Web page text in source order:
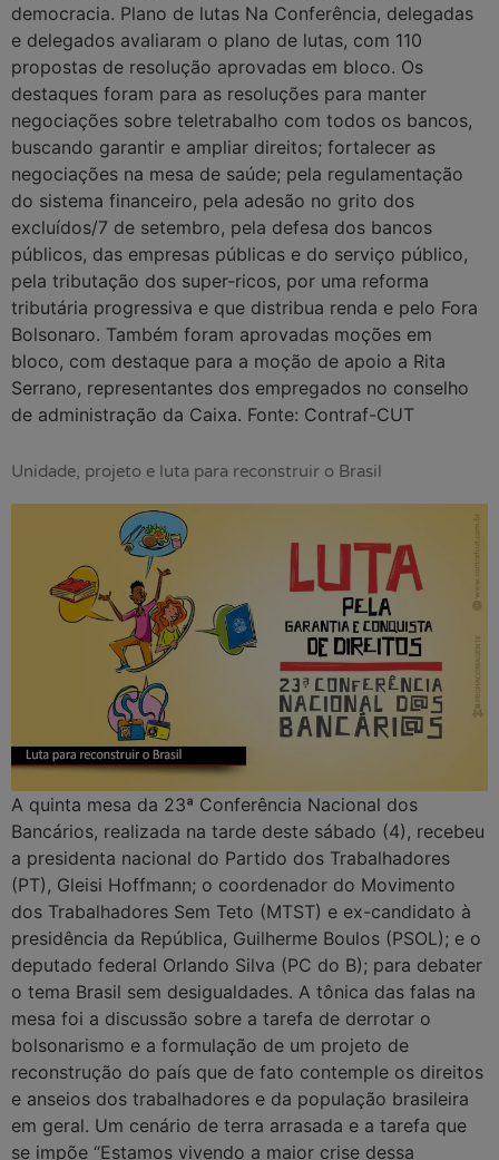
democracia. Plano de lutas Na Conferência, delegadas
e delegados avaliaram o plano de lutas, com 110
propostas de resolução aprovadas em bloco. Os
destaques foram para as resoluções para manter
negociações sobre teletrabalho com todos os bancos,
buscando garantir e ampliar direitos; fortalecer as
negociações na mesa de saúde; pela regulamentação
do sistema financeiro, pela adesão no grito dos
excluídos/7 de setembro, pela defesa dos bancos
públicos, das empresas públicas e do serviço público,
pela tributação dos super-ricos, por uma reforma
tributária progressiva e que distribua renda e pelo Fora
Bolsonaro. Também foram aprovadas moções em
bloco, com destaque para a moção de apoio a Rita
Serrano, representantes dos empregados no conselho
de administração da Caixa. Fonte: Contraf-CUT
Unidade, projeto e luta para reconstruir o Brasil
A quinta mesa da 23ª Conferência Nacional dos
Bancários, realizada na tarde deste sábado (4), recebeu
a presidenta nacional do Partido dos Trabalhadores
(PT), Gleisi Hoffmann; o coordenador do Movimento
dos Trabalhadores Sem Teto (MTST) e ex-candidato à
presidência da República, Guilherme Boulos (PSOL); e o
deputado federal Orlando Silva (PC do B); para debater
o tema Brasil sem desigualdades. A tônica das falas na
mesa foi a discussão sobre a tarefa de derrotar o
bolsonarismo e a formulação de um projeto de
reconstrução do país que de fato contemple os direitos
e anseios dos trabalhadores e da população brasileira
em geral. Um cenário de terra arrasada e a tarefa que
se impõe “Estamos vivendo a maior crise dessa